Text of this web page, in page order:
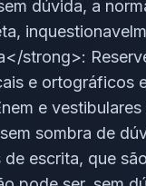
dúvida, a
strong>:
e ortográficos
e
sombra de
escrita, que